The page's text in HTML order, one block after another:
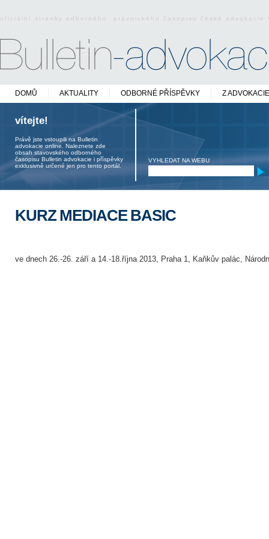
oficiální stránky odborného právnického časopisu české
DOMŮ AKTUALITY ODBORNÉ PŘÍSPĚVKY Z ADVOKACIE
vítejte!
Právě jste vstoupili na Bulletin
advokacie online. Naleznete zde
obsah stavovského odborného
časopisu Bulletin advokacie i příspěvky
exklusivně určené jen pro tento portál.
VYHLEDAT NA WEBU
KURZ MEDIACE BASIC
ve dnech 26.-26. září a 14.-18.října 2013, Praha 1, Kaňkův palác,